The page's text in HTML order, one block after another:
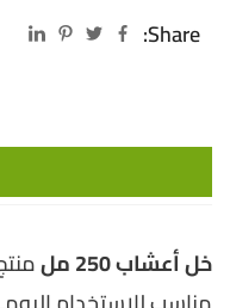
Share:
خل أعشاب 250 مل